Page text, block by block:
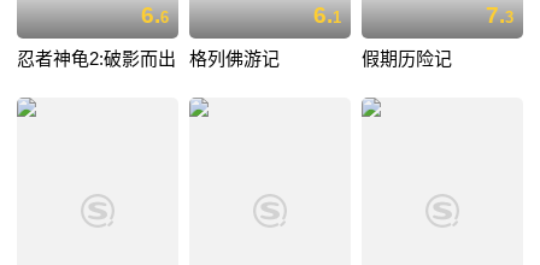
6.6
忍者神龟2:破影而出
6.1
格列佛游记
7.3
假期历险记